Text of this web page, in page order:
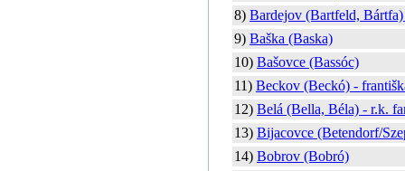
8) Bardejov (Bartfeld,
9) Baška (Baska)
10) Bašovce (Bassóc)
11) Beckov (Beckó) -
12) Belá (Bella, Béla) - r.k.
13) Bijacovce (Betendorf/
14) Bobrov (Bobró)